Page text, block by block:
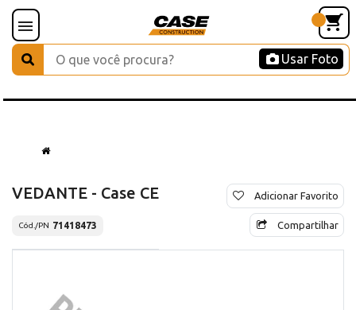
Usar Foto
VEDANTE - Case CE
Cód./PN 71418473
Adicionar Favorito
Compartilhar